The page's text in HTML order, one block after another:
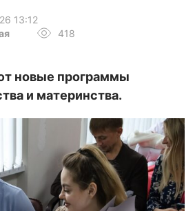
13:12
418
новые программы
и материнства.